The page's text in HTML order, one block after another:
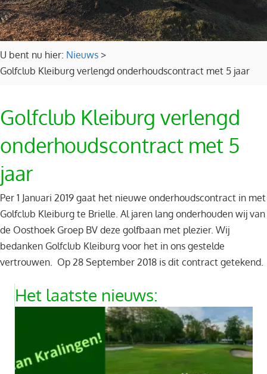
U bent nu hier: Nieuws >
Golfclub Kleiburg verlengd onderhoudscontract met 5 jaar
Golfclub Kleiburg verlengd
onderhoudscontract met 5
jaar
Per 1 Januari 2019 gaat het nieuwe onderhoudscontract in met
Golfclub Kleiburg te Brielle. Al jaren lang onderhouden wij van
de Oosthoek Groep BV deze golfbaan met plezier. Wij
bedanken Golfclub Kleiburg voor het in ons gestelde
vertrouwen. Op 28 September 2018 is dit contract getekend.
Het laatste nieuws: